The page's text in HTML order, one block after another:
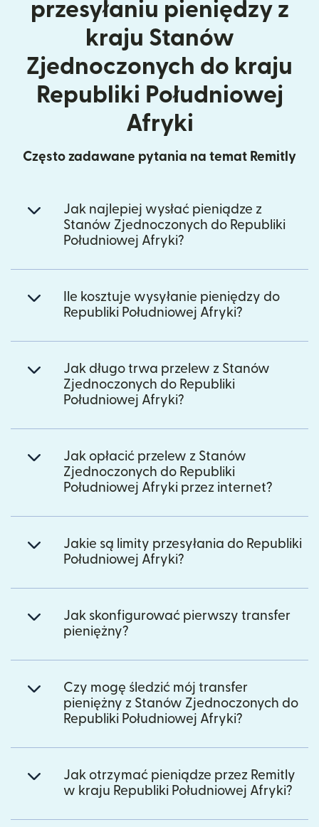
przesyłaniu pieniędzy z
kraju Stanów
Zjednoczonych do kraju
Republiki Południowej
Afryki
Często zadawane pytania na temat Remitly
Jak najlepiej wysłać pieniądze z
Stanów Zjednoczonych do Republiki
Południowej Afryki?
Ile kosztuje wysyłanie pieniędzy do
Republiki Południowej Afryki?
Jak długo trwa przelew z Stanów
Zjednoczonych do Republiki
Południowej Afryki?
Jak opłacić przelew z Stanów
Zjednoczonych do Republiki
Południowej Afryki przez internet?
Jakie są limity przesyłania do Republiki
Południowej Afryki?
Jak skonfigurować pierwszy transfer
pieniężny?
Czy mogę śledzić mój transfer
pieniężny z Stanów Zjednoczonych do
Republiki Południowej Afryki?
Jak otrzymać pieniądze przez Remitly
w kraju Republiki Południowej Afryki?